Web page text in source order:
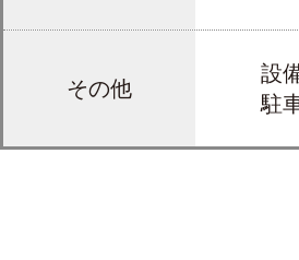
その他
設
駐